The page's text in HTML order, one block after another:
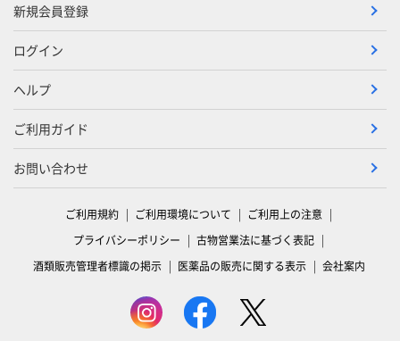
新規会員登録
ログイン
ヘルプ
ご利用ガイド
お問い合わせ
ご利用規約 ご利用環境について
ご利用上の注意
プライバシーポリシー
古物営業法に基づく表記
酒類販売管理者標識の掲示
医薬品の販売に関する表示 会社案内